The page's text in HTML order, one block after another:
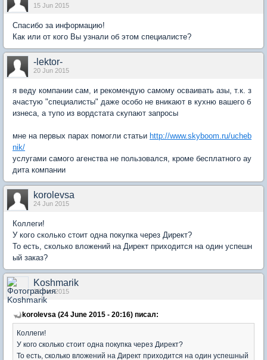
15 Jun 2015
Спасибо за информацию!
Как или от кого Вы узнали об этом специалисте?
-lektor-
20 Jun 2015
я веду компании сам, и рекомендую самому осваивать азы, т.к. з
ачастую "специалисты" даже особо не вникают в кухню вашего б
изнеса, а тупо из вордстата скупают запросы
мне на первых парах помогли статьи http://www.skyboom.ru/ucheb
nik/
услугами самого агенства не пользовался, кроме бесплатного ау
дита компании
korolevsa
24 Jun 2015
Коллеги!
У кого сколько стоит одна покупка через Директ?
То есть, сколько вложений на Директ приходится на один успешн
ый заказ?
Koshmarik
25 Jun 2015
korolevsa (24 June 2015 - 20:16) писал:
Коллеги!
У кого сколько стоит одна покупка через Директ?
То есть, сколько вложений на Директ приходится на один успешный